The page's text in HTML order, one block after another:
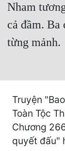
Gia Đấu
Huyền Huyễn
Huyền Nghi
Nham
cả đầm. Ba
từng mảnh.
Truyện
Toàn Tộc
Chương
quyết đấu"